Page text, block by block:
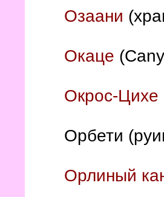
Озаани
Окаце
Окрос-Цихе
Орбети
Орлиный